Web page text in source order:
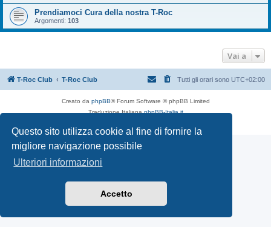
Questo sito utilizza cookie al fine di fornire la
migliore navigazione possibile
Ulteriori informazioni
Accetto
Prendiamoci Cura della nostra T-Roc
Argomenti: 103
Vai a
T-Roc Club T-Roc Club Tutti gli orari sono UTC+02:00
Creato da phpBB® Forum Software © phpBB Limited
Traduzione ItalianaphpBB-Italia.it